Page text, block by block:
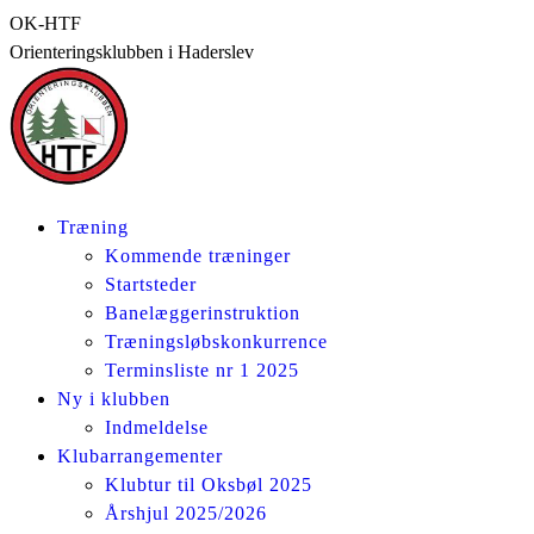
Skip
to
content
OK-HTF
Orienteringsklubben i Haderslev
Træning
Kommende træninger
Startsteder
Banelæggerinstruktion
Træningsløbskonkurrence
Terminsliste nr 1 2025
Ny i klubben
Indmeldelse
Klubarrangementer
Klubtur til Oksbøl 2025
Årshjul 2025/2026